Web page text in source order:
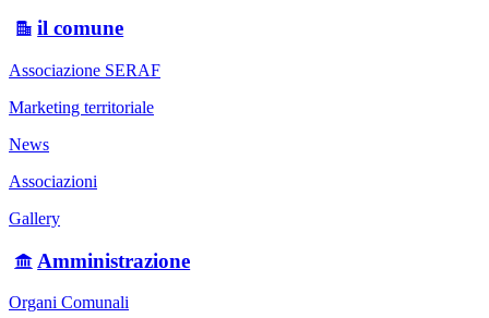
il comune
Associazione SERAF
Marketing territoriale
News
Associazioni
Gallery
Amministrazione
Organi Comunali